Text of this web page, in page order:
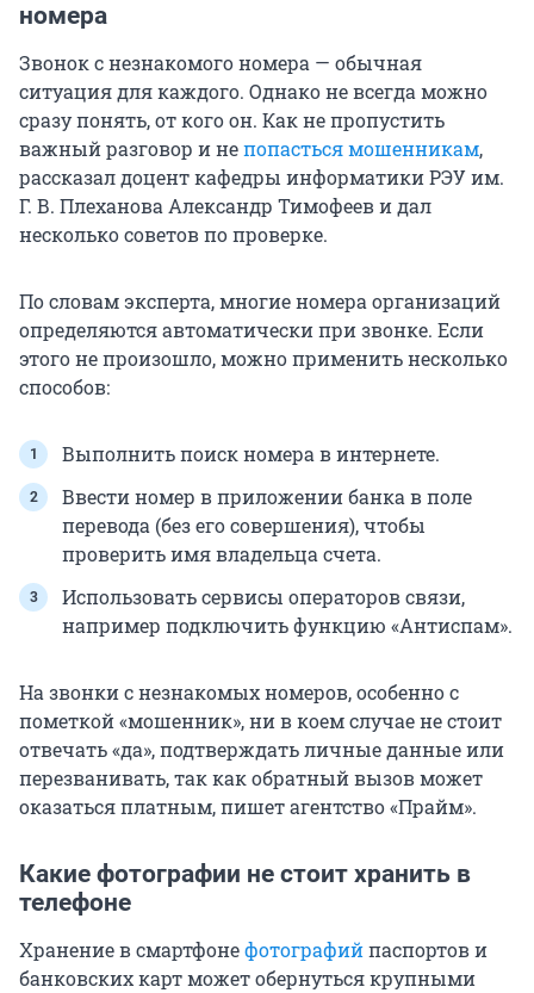
номера
Звонок с незнакомого номера — обычная
ситуация для каждого. Однако не всегда можно
сразу понять, от кого он. Как не пропустить
важный разговор и непопасться мошенникам,
рассказал доцент кафедры информатики РЭУ им.
Г. В. Плеханова Александр Тимофеев и дал
несколько советов по проверке.
По словам эксперта, многие номера организаций
определяются автоматически при звонке. Если
этого не произошло, можно применить несколько
способов:
Выполнить поиск номера в интернете.
Ввести номер в приложении банка в поле
перевода (без его совершения), чтобы
проверить имя владельца счета.
Использовать сервисы операторов связи,
например подключить функцию «Антиспам».
На звонки с незнакомых номеров, особенно с
пометкой «мошенник», ни в коем случае не стоит
отвечать «да», подтверждать личные данные или
перезванивать, так как обратный вызов может
оказаться платным, пишет агентство «Прайм».
Какие фотографии не стоит хранить в
телефоне
Хранение в смартфонефотографийпаспортов и
банковских карт может обернуться крупными